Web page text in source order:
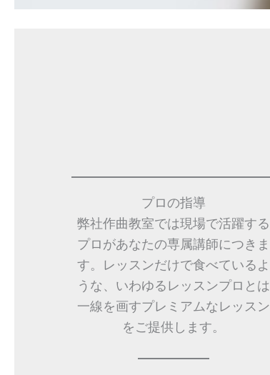
プロの指導
弊社作曲教室では現場で活躍する
プロがあなたの専属講師につきま
す。レッスンだけで食べているよ
うな、いわゆるレッスンプロとは
一線を画すプレミアムなレッスン
をご提供します。